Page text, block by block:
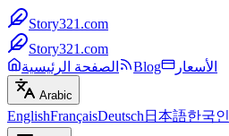
Story321.com
Story321.com
الصفحة الرئيسية
Blog الأسعار
Arabic
EnglishFrançaisDeutsch 日本語한국인